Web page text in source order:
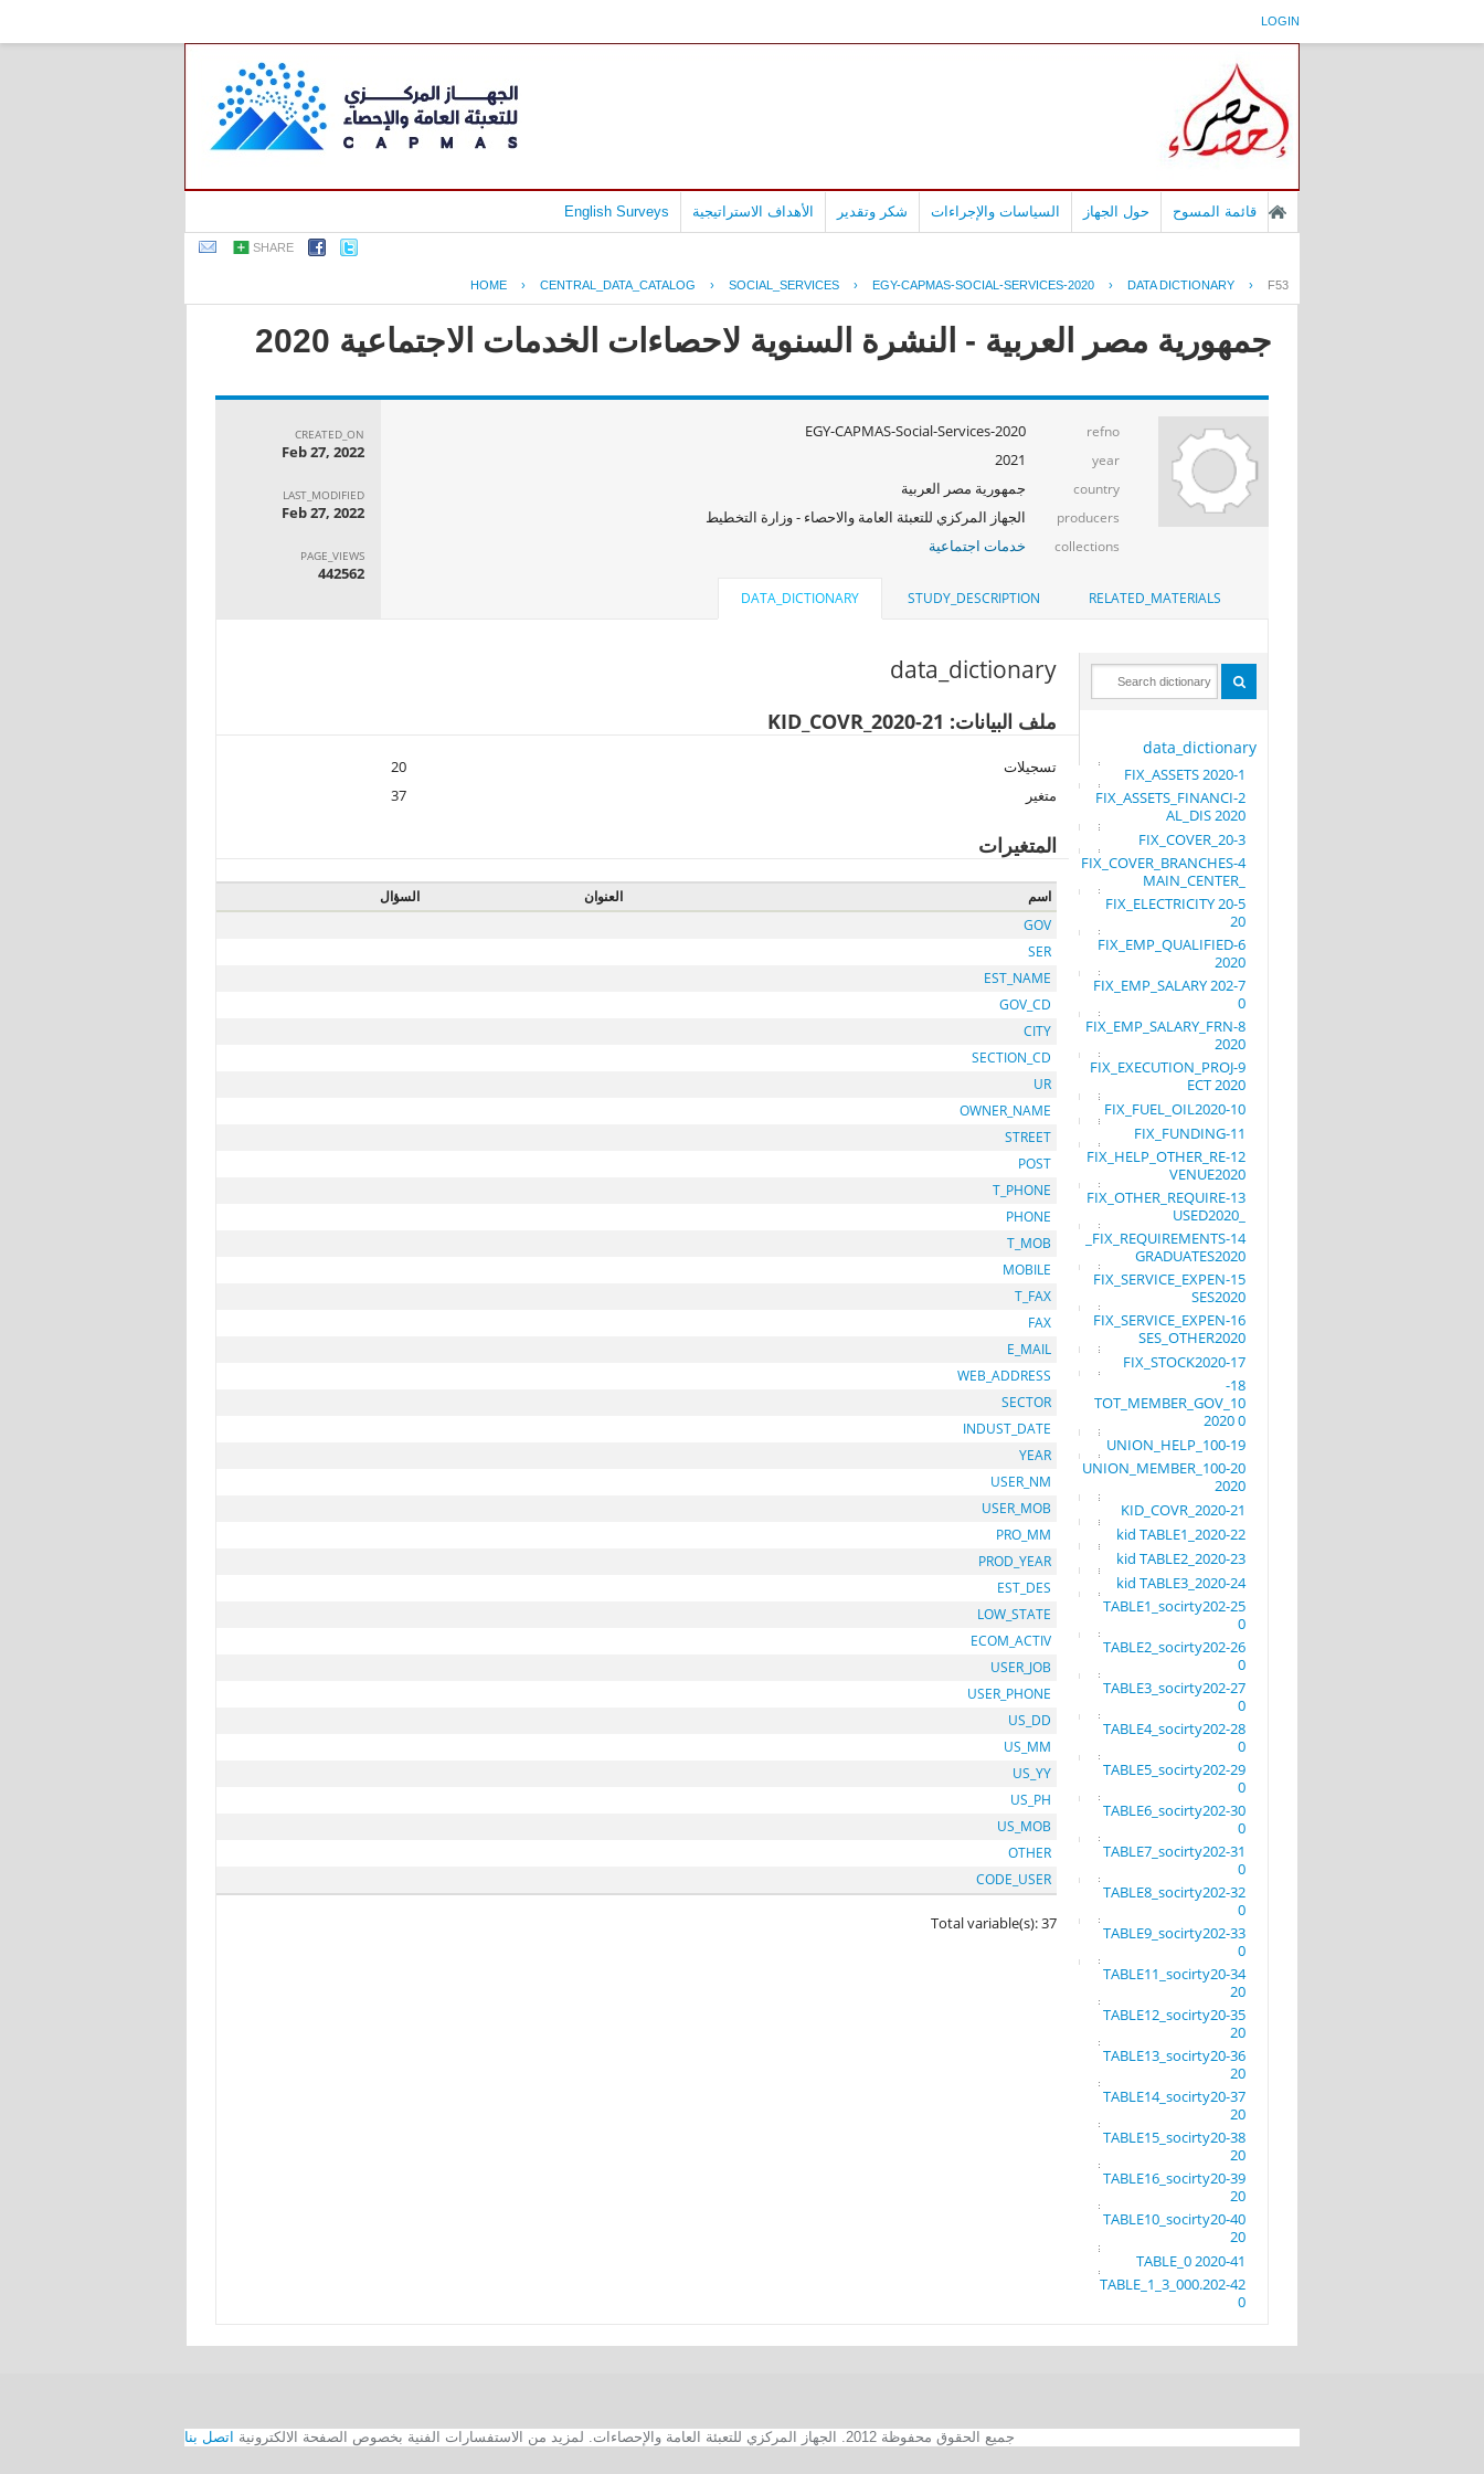
LOGIN
قائمة المسوح حول الجهاز السياسات والإجراءات شكر وتقدير الأهداف الاستراتيجية English Surveys
SHARE
HOME › CENTRAL_DATA_CATALOG › SOCIAL_SERVICES › EGY-CAPMAS-SOCIAL-SERVICES-2020 › DATA DICTIONARY › F53
جمهورية مصر العربية - النشرة السنوية لاحصاءات الخدمات الاجتماعية 2020
refno
EGY-CAPMAS-Social-Services-2020
year
2021
country جمهورية مصر العربية
producers الجهاز المركزي للتعبئة العامة والاحصاء - وزارة التخطيط
collections خدمات اجتماعية
CREATED_ON
Feb 27, 2022
LAST_MODIFIED
Feb 27, 2022
PAGE_VIEWS
442562
RELATED_MATERIALS
STUDY_DESCRIPTION
DATA_DICTIONARY
data_dictionary
1-FIX_ASSETS 2020
2-FIX_ASSETS_FINANCI
AL_DIS 2020
3-FIX_COVER_20
4-FIX_COVER_BRANCHES
5-FIX_ELECTRICITY 20
20
6-FIX_EMP_QUALIFIED
2020
7-FIX_EMP_SALARY 202
0
8-FIX_EMP_SALARY_FRN
2020
9-FIX_EXECUTION_PROJ
ECT 2020
10-FIX_FUEL_OIL2020
11-FIX_FUNDING
12-FIX_HELP_OTHER_RE
VENUE2020
13-FIX_OTHER_REQUIRE
14-FIX_REQUIREMENTS_
GRADUATES2020
15-FIX_SERVICE_EXPEN
SES2020
16-FIX_SERVICE_EXPEN
SES_OTHER2020
17-FIX_STOCK2020
18-
TOT_MEMBER_GOV_10
0 2020
19-UNION_HELP_100
20-UNION_MEMBER_100
2020
21-KID_COVR_2020
22-kid TABLE1_2020
23-kid TABLE2_2020
24-kid TABLE3_2020
25-TABLE1_socirty202
0
26-TABLE2_socirty202
0
27-TABLE3_socirty202
0
28-TABLE4_socirty202
0
29-TABLE5_socirty202
0
30-TABLE6_socirty202
0
31-TABLE7_socirty202
0
32-TABLE8_socirty202
0
33-TABLE9_socirty202
0
34-TABLE11_socirty20
20
35-TABLE12_socirty20
20
36-TABLE13_socirty20
20
37-TABLE14_socirty20
20
38-TABLE15_socirty20
20
39-TABLE16_socirty20
20
40-TABLE10_socirty20
20
41-TABLE_0 2020
42-TABLE_1_3_000.202
0
data_dictionary
ملف البيانات: 21-KID_COVR_2020
تسجيلات
20
متغير
37
المتغيرات
اسم العنوان
السؤال
GOV
SER
EST_NAME
GOV_CD
CITY
SECTION_CD
UR
OWNER_NAME
STREET
POST
T_PHONE
PHONE
T_MOB
MOBILE
T_FAX
FAX
E_MAIL
WEB_ADDRESS
SECTOR
INDUST_DATE
YEAR
USER_NM
USER_MOB
PRO_MM
PROD_YEAR
EST_DES
LOW_STATE
ECOM_ACTIV
USER_JOB
USER_PHONE
US_DD
US_MM
US_YY
US_PH
US_MOB
OTHER
CODE_USER
Total variable(s): 37
جميع الحقوق محفوظة 2012. الجهاز المركزي للتعبئة العامة والإحصاءات. لمزيد من الاستفسارات الفنية بخصوص الصفحة الالكترونية اتصل بنا